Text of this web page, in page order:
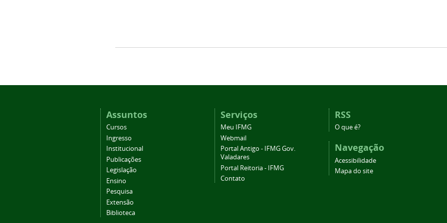
Assuntos
Cursos
Ingresso
Institucional
Publicações
Legislação
Ensino
Pesquisa
Extensão
Biblioteca
Serviços
Meu IFMG
Webmail
Portal Antigo - IFMG Gov.
Valadares
Portal Reitoria - IFMG
Contato
RSS
O que é?
Navegação
Acessibilidade
Mapa do site